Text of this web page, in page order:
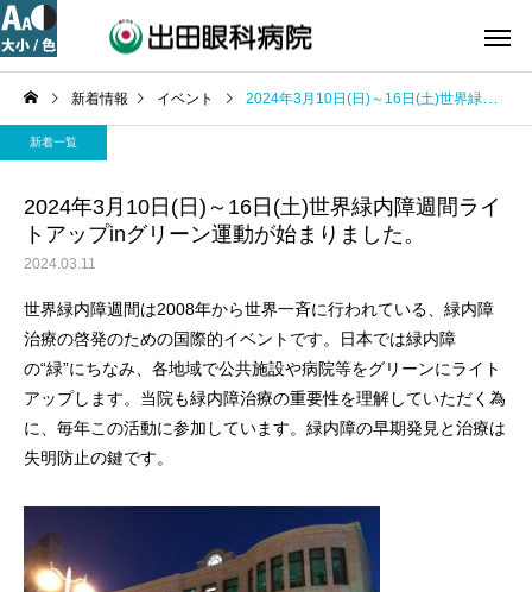
新着情報 イベント 2024年3月10日(日)～16日(土)世界緑内障週間ライトアップinグリーン運動が始まりました。
新着一覧
2024年3月10日(日)～16日(土)世界緑内障週間ライ
トアップinグリーン運動が始まりました。
2024.03.11
世界緑内障週間は2008年から世界一斉に行われている、緑内障
治療の啓発のための国際的イベントです。日本では緑内障
の“緑”にちなみ、各地域で公共施設や病院等をグリーンにライト
アップします。当院も緑内障治療の重要性を理解していただく為
に、毎年この活動に参加しています。緑内障の早期発見と治療は
失明防止の鍵です。